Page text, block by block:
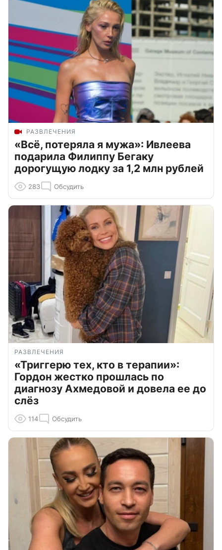
РАЗВЛЕЧЕНИЯ
«Всё, потеряла я мужа»: Ивлеева
подарила Филиппу Бегаку
дорогущую лодку за 1,2 млн рублей
283 Обсудить
РАЗВЛЕЧЕНИЯ
«Триггерю тех, кто в терапии»:
Гордон жестко прошлась по
диагнозу Ахмедовой и довела ее до
слёз
114 Обсудить